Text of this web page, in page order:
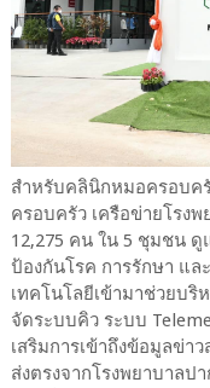
สำหรับคลินิกหมอครอบค
ครอบครัว เครือข่ายโรง
12,275 คน ใน 5 ชุมชน
ป้องกันโรค การรักษา แ
เทคโนโลยีเข้ามาช่วยบริ
จัดระบบคิว ระบบ
เสริมการเข้าถึงข้อมูลข่า
ส่งตรงจากโรงพยาบาลป